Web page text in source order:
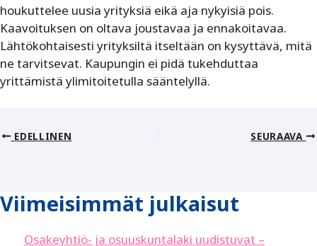
houkuttelee uusia yrityksiä eikä aja nykyisiä pois.
Kaavoituksen on oltava joustavaa ja ennakoitavaa.
Lähtökohtaisesti yrityksiltä itseltään on kysyttävä, mitä
ne tarvitsevat. Kaupungin ei pidä tukehduttaa
yrittämistä ylimitoitetulla sääntelyllä.
EDELLINEN SEURAAVA
Viimeisimmät julkaisut
Osakeyhtiö- ja osuuskuntalaki uudistuvat –